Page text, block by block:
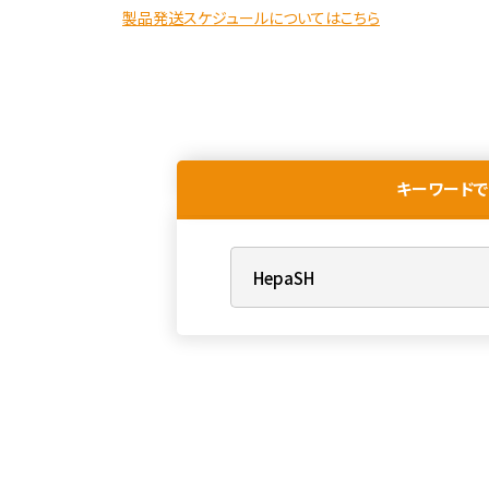
製品発送スケジュールについてはこちら
キーワード